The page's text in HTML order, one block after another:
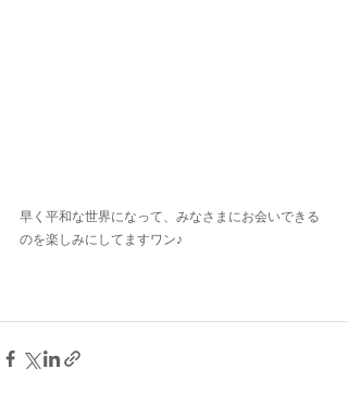
早く平和な世界になって、みなさまにお会いできる
のを楽しみにしてますワン♪